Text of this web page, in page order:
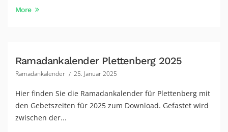
More
Ramadankalender Plettenberg 2025
Ramadankalender 25. Januar 2025
Hier finden Sie die Ramadankalender für Plettenberg mit
den Gebetszeiten für 2025 zum Download. Gefastet wird
zwischen der...